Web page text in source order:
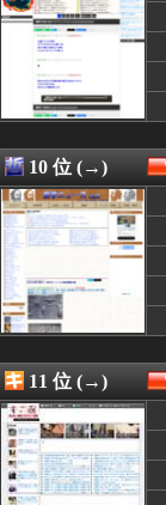
08/08 19:40
08/08 19:40
08/08 19:40
08/08 19:40
08/08 19:39
08/08 19:39
08/08 19:35
08/08 19:34
08/08 19:33
08/08 19:32
08/08 19:30
08/08 19:27
08/08 19:25
08/08 19:20
08/08 19:11
08/08 19:10
08/08 19:10
08/08 19:09
08/08 19:09
08/08 19:05
10 位 (→)
11 位 (→)